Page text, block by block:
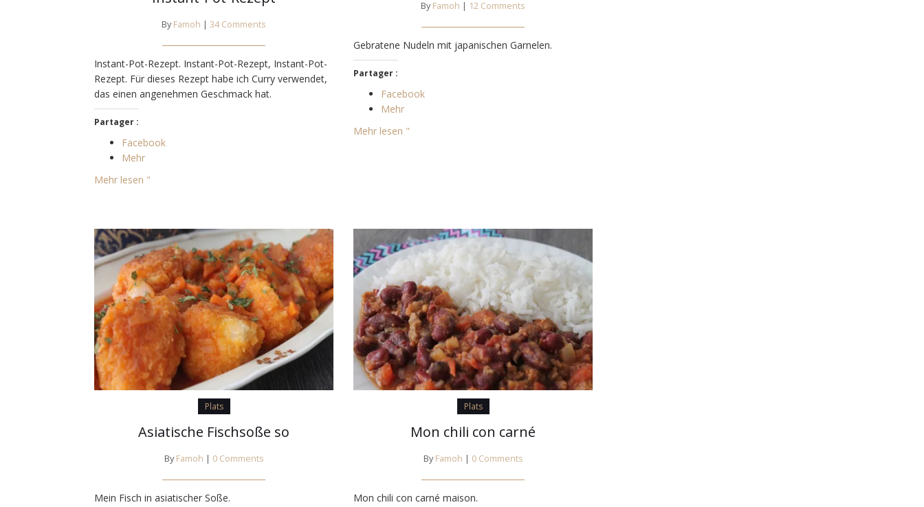
By Famoh | 34 Comments
Instant-Pot-Rezept. Instant-Pot-Rezept, Instant-Pot-
Rezept. Für dieses Rezept habe ich Curry verwendet,
das einen angenehmen Geschmack hat.
Partager :
Facebook
Mehr
Mehr lesen "
By Famoh | 12 Comments
Gebratene Nudeln mit japanischen Garnelen.
Partager :
Facebook
Mehr
Mehr lesen "
Plats
Asiatische Fischsoße so
By Famoh | 0 Comments
Mein Fisch in asiatischer Soße.
Plats
Mon chili con carné
By Famoh | 0 Comments
Mon chili con carné maison.